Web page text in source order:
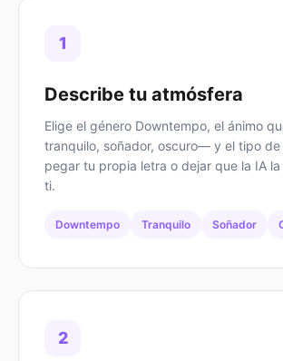
1
Describe tu atmósfera
Elige el género Downtempo, el ánimo
tranquilo, soñador, oscuro— y el tipo de
pegar tu propia letra o dejar que la IA
ti.
Downtempo Tranquilo Soñador
2